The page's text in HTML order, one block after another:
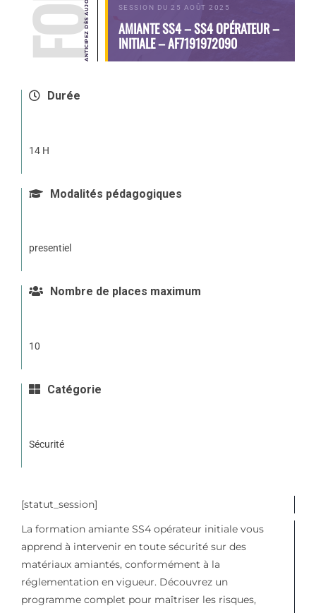
SESSION DU 25 AOÛT 2025
AMIANTE SS4 – SS4 OPÉRATEUR –
INITIALE – AF7191972090
Durée
14 H
Modalités pédagogiques
presentiel
Nombre de places maximum
10
Catégorie
Sécurité
[statut_session]
La formation amiante SS4 opérateur initiale vous
apprend à intervenir en toute sécurité sur des
matériaux amiantés, conformément à la
réglementation en vigueur. Découvrez un
programme complet pour maîtriser les risques,